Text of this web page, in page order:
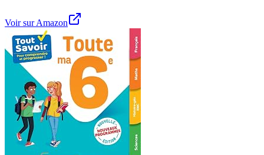
Voir sur Amazon